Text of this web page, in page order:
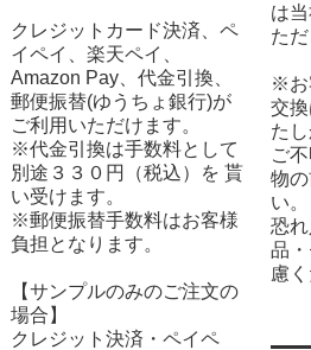
クレジットカード決済、ペ
イペイ、楽天ペイ、
Amazon Pay、代金引換、
郵便振替(ゆうちょ銀行)が
ご利用いただけます。
※代金引換は手数料として
別途３３０円（税込）を 貰
い受けます。
※郵便振替手数料はお客様
負担となります。
【サンプルのみのご注文の
場合】
クレジット決済・ペイペ
は
ただ
※お
交
たし
ご
物
い。
恐
品
慮く